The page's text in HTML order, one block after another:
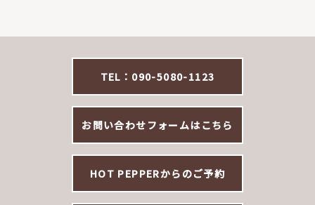
TEL：090-5080-1123
お問い合わせフォームはこちら
HOT PEPPERからのご予約